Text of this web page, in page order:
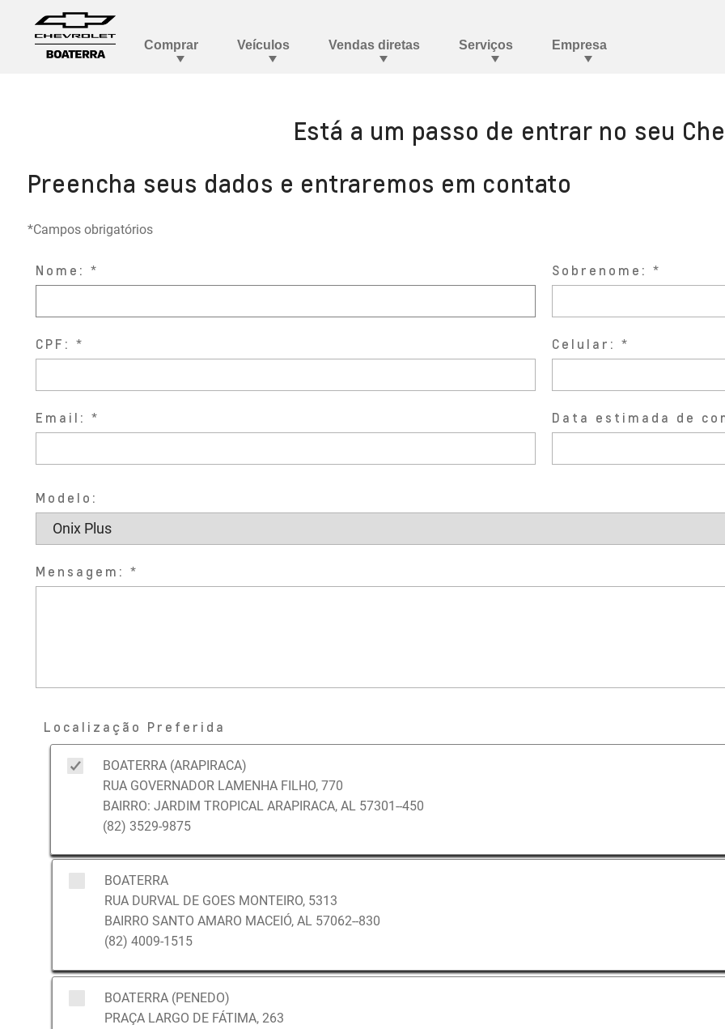
Está a um passo de entrar no seu
Preencha seus dados e entraremos em contato
*Campos obrigatórios
Nome: Sobrenome:
CPF: Celular:
Email: Data estimada de
Modelo:
Mensagem:
Localização Preferida
BOATERRA (ARAPIRACA)
RUA GOVERNADOR LAMENHA FILHO, 770
BAIRRO: JARDIM TROPICAL ARAPIRACA, AL 57301--450
(82) 3529-9875
BOATERRA
RUA DURVAL DE GOES MONTEIRO, 5313
BAIRRO SANTO AMARO MACEIÓ, AL 57062--830
(82) 4009-1515
BOATERRA (PENEDO)
PRAÇA LARGO DE FÁTIMA, 263